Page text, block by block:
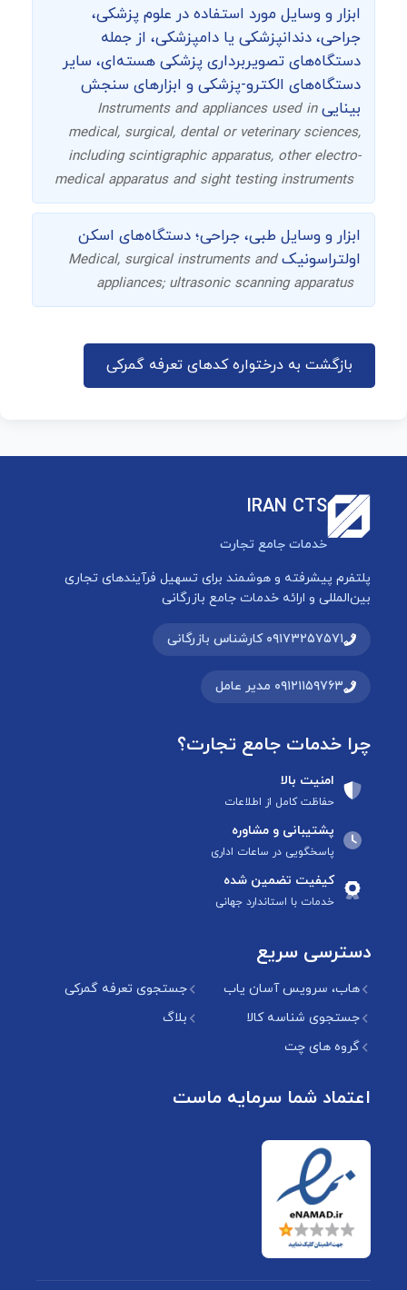
ابزار و وسایل مورد استفاده در علوم پزشکی،
جراحی، دندانپزشکی یا دامپزشکی، از جمله
دستگاه‌های تصویربرداری پزشکی هسته‌ای، سایر
دستگاه‌های الکترو-پزشکی و ابزارهای سنجش
بیناییInstruments and appliances used in
medical, surgical, dental or veterinary sciences,
including scintigraphic apparatus, other electro-
medical apparatus and sight testing instruments
ابزار و وسایل طبی، جراحی؛ دستگاه‌های اسکن
اولتراسونیکMedical, surgical instruments and
appliances; ultrasonic scanning apparatus
بازگشت به درختواره کدهای تعرفه گمرکی
IRAN CTS
خدمات جامع تجارت
پلتفرم پیشرفته و هوشمند برای تسهیل فرآیندهای تجاری
بین‌المللی و ارائه خدمات جامع بازرگانی
۰۹۱۷۳۲۵۷۵۷۱ کارشناس بازرگانی
۰۹۱۲۱۱۵۹۷۶۳ مدیر عامل
چرا خدمات جامع تجارت؟
امنیت بالا
حفاظت کامل از اطلاعات
پشتیبانی و مشاوره
پاسخگویی در ساعات اداری
کیفیت تضمین شده
خدمات با استاندارد جهانی
دسترسی سریع
هاب، سرویس آسان یاب
جستجوی تعرفه گمرکی
جستجوی شناسه کالا
بلاگ
گروه های چت
اعتماد شما سرمایه ماست